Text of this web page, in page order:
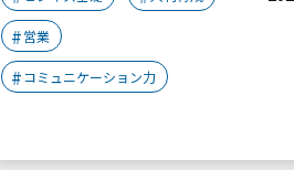
営業
コミュニケーション力